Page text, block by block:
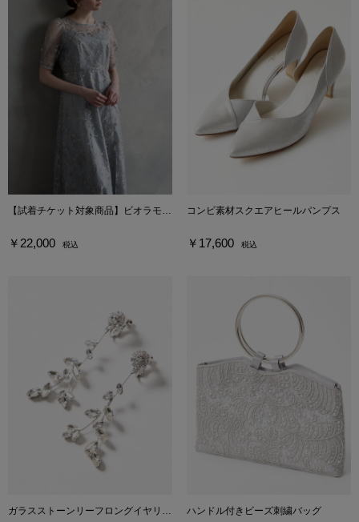
￥22,000 税込
コンビ素材スクエアヒールパンプス
￥17,600 税込
ガラスストーンリーフロングイヤリング ハンドル付きビーズ刺繍バッグ